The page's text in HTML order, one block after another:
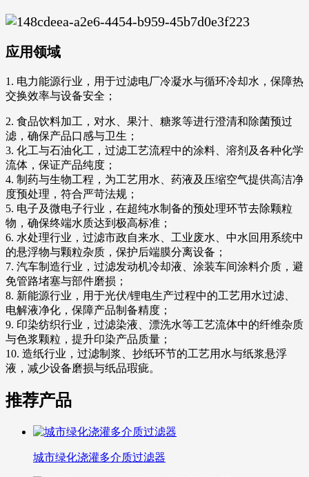
应用领域
1. 电力能源行业，用于过滤电厂冷凝水与循环冷却水，保障热
交换效率与设备安全；
2. 食品饮料加工，对水、果汁、糖浆等进行澄清和除菌预过
滤，确保产品口感与卫生；
3. 化工与石油化工，过滤工艺流程中的涂料、溶剂及各种化学
流体，保证产品纯度；
4. 制药与生物工程，为工艺用水、药液及压缩空气提供高洁净
度预处理，符合严苛法规；
5. 电子及微电子行业，在超纯水制备的预处理环节去除颗粒
物，确保终端水质达到极高标准；
6. 水处理行业，过滤市政自来水、工业废水、中水回用系统中
的悬浮物与颗粒杂质，保护后端膜分离设备；
7. 汽车制造行业，过滤发动机冷却液、涂装车间涂料介质，避
免管路堵塞与部件磨损；
8. 新能源行业，用于光伏/锂电生产过程中的工艺用水过滤、
电解液净化，保障产品制备精度；
9. 印染纺织行业，过滤染液、漂洗水等工艺流体中的纤维杂质
与色浆颗粒，提升印染产品质量；
10. 造纸行业，过滤制浆、抄纸环节的工艺用水与纸浆悬浮
液，减少设备磨损与纸品瑕疵。
推荐产品
城市绿化浇灌多介质过滤器